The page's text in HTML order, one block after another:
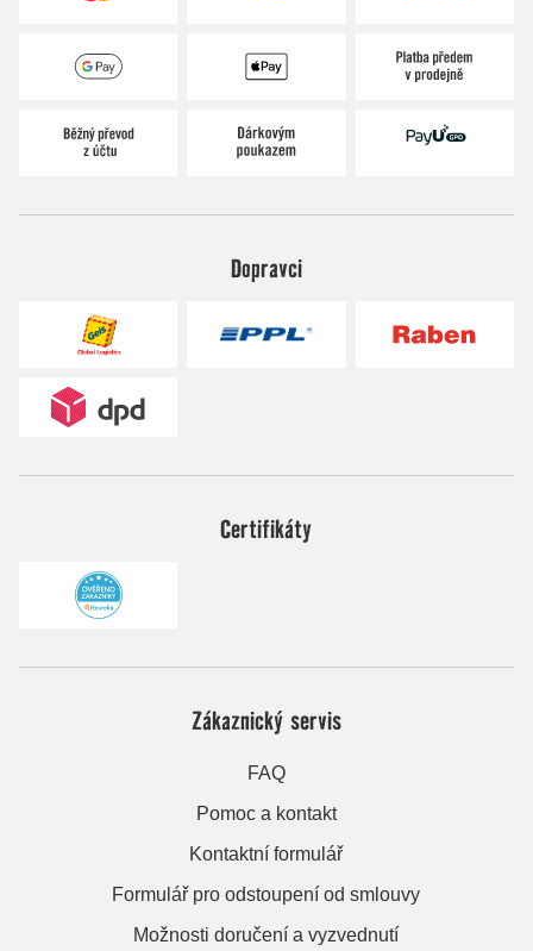
Dopravci
Certifikáty
Zákaznický servis
FAQ
Pomoc a kontakt
Kontaktní formulář
Formulář pro odstoupení od smlouvy
Možnosti doručení a vyzvednutí